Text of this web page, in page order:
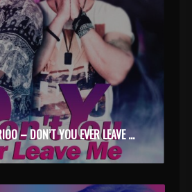
D.WHITE & MARIOO – DON’T YOU EVER LEAVE ME (2025)